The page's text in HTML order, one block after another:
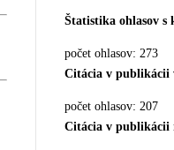
Štatistika ohlasov s
počet ohlasov: 273
Citácia v publikácii
počet ohlasov: 207
Citácia v publikácii